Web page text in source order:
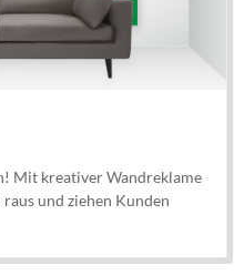
Mit kreativer Wandreklame
und ziehen Kunden